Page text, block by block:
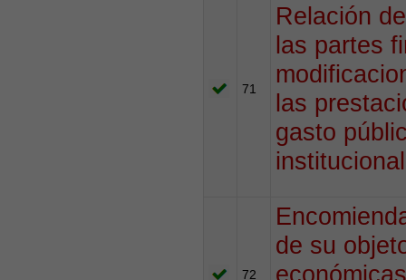
71
Relación
las partes
las
gasto
72
de su